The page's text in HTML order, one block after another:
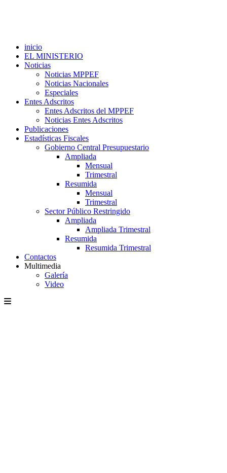
inicio
EL MINISTERIO
Noticias
Noticias MPPEF
Noticias Nacionales
Especiales
Entes Adscritos
Entes Adscritos del MPPEF
Noticias Entes Adscritos
Publicaciones
Estadísticas Fiscales
Gobierno Central Presupuestario
Ampliada
Mensual
Trimestral
Resumida
Mensual
Trimestral
Sector Público Restringido
Ampliada
Ampliada Trimestral
Resumida
Resumida Trimestral
Contactos
Multimedia
Galería
Video